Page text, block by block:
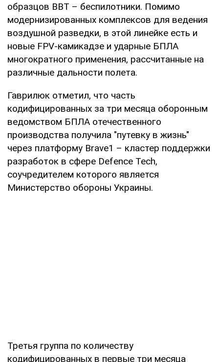
образцов ВВТ – беспилотники. Помимо
модернизированных комплексов для ведения
воздушной разведки, в этой линейке есть и
новые FPV-камикадзе и ударные БПЛА
многократного применения, рассчитанные на
различные дальности полета.
Гаврилюк отметил, что часть
кодифицированных за три месяца оборонным
ведомством БПЛА отечественного
производства получила "путевку в жизнь"
через платформу Brave1 – кластер поддержки
разработок в сфере Defence Tech,
соучредителем которого является
Министерство обороны Украины.
Третья группа по количеству
кодифицированных в первые три месяца